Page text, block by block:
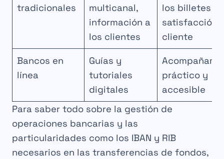
tradicionales
multicanal,
información a
los clientes
los billetes y
satisfacción
cliente
Bancos en
línea
Guías y
tutoriales
digitales
práctico y
accesible
Para saber todo sobre la gestión de
operaciones bancarias y las
particularidades como los IBAN y RIB
necesarios en las transferencias de fondos,